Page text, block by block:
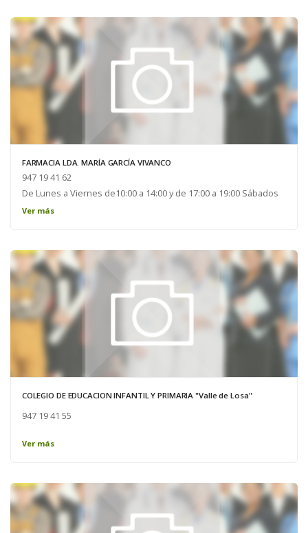
FARMACIA LDA. MARÍA GARCÍA VIVANCO
947 19 41 62
De Lunes a Viernes de10:00 a 14:00 y de 17:00 a 19:00 Sábados
de 10:00 a 14:00
Ver más
COLEGIO DE EDUCACION INFANTIL Y PRIMARIA "Valle de Losa"
947 19 41 55
Ver más